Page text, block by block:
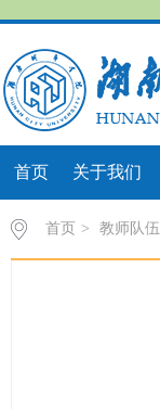
首页 关于我们
首页 > 教师队伍